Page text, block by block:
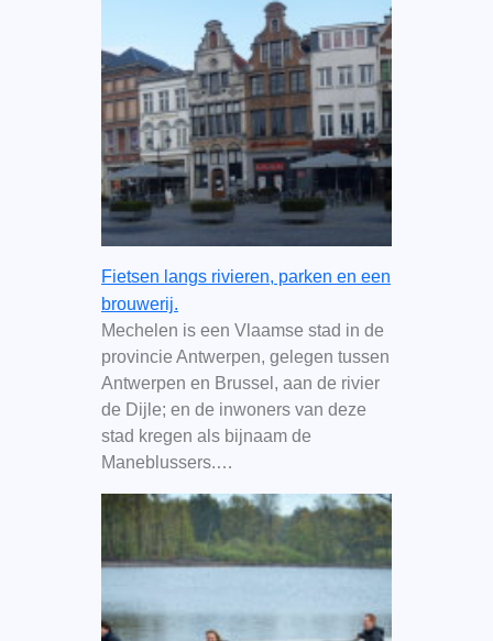
Fietsen langs rivieren, parken en een
brouwerij.
Mechelen is een Vlaamse stad in de
provincie Antwerpen, gelegen tussen
Antwerpen en Brussel, aan de rivier
de Dijle; en de inwoners van deze
stad kregen als bijnaam de
Maneblussers.…